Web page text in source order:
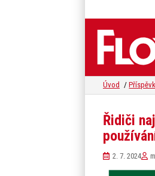
Úvod
Řidiči
2. 7. 2024